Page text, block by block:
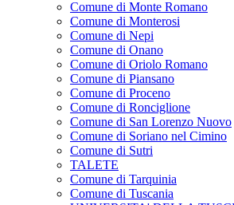
Comune di Monte Romano
Comune di Monterosi
Comune di Nepi
Comune di Onano
Comune di Oriolo Romano
Comune di Piansano
Comune di Proceno
Comune di Ronciglione
Comune di San Lorenzo Nuovo
Comune di Soriano nel Cimino
Comune di Sutri
TALETE
Comune di Tarquinia
Comune di Tuscania